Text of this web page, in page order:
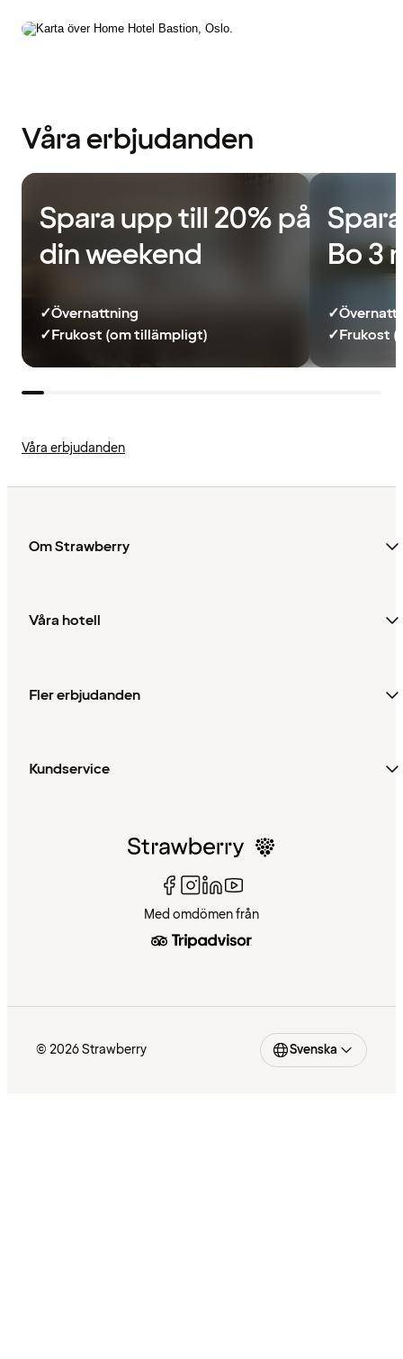
Våra erbjudanden
Spara upp till 20% på
din weekend
✓Övernattning
✓Frukost (om tillämpligt)
Bo 3
✓
✓Frukost
Våra erbjudanden
Om Strawberry
Våra hotell
Fler erbjudanden
Kundservice
Med omdömen från
© 2026 Strawberry Svenska